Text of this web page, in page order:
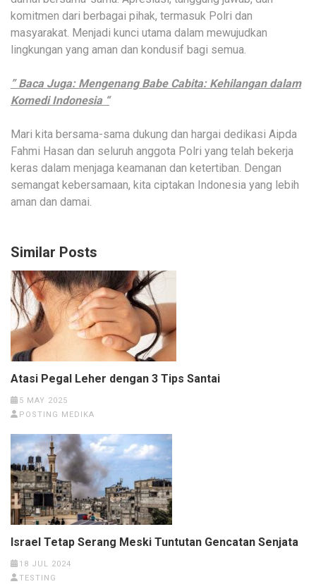
komitmen dari berbagai pihak, termasuk Polri dan
masyarakat. Menjadi kunci utama dalam mewujudkan
lingkungan yang aman dan kondusif bagi semua.
” Baca Juga: Mengenang Babe Cabita: Kehilangan dalam
Komedi Indonesia “
Mari kita bersama-sama dukung dan hargai dedikasi Aipda
Fahmi Hasan dan seluruh anggota Polri yang telah bekerja
keras dalam menjaga keamanan dan ketertiban. Dengan
semangat kebersamaan, kita ciptakan Indonesia yang lebih
aman dan damai.
Similar Posts
Atasi Pegal Leher dengan 3 Tips Santai
5 MAY 2025
POSTING MEDIKA
Israel Tetap Serang Meski Tuntutan Gencatan Senjata
18 JUL 2024
TESTING